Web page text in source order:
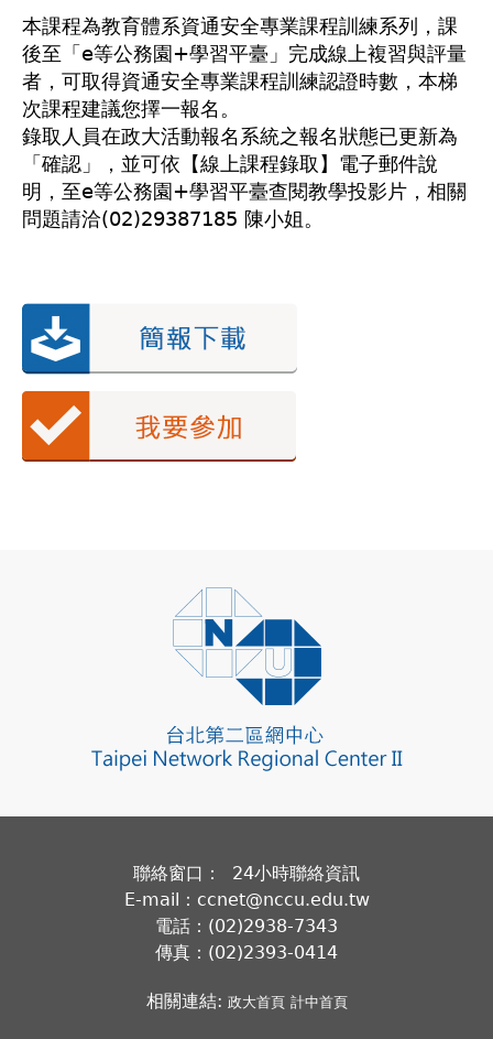
本課程為教育體系資通安全專業課程訓練系列，課
後至「e等公務園+學習平臺」完成線上複習與評量
者，可取得資通安全專業課程訓練認證時數，本梯
次課程建議您擇一報名。
錄取人員在政大活動報名系統之報名狀態已更新為
「確認」，並可依【線上課程錄取】電子郵件說
明，至e等公務園+學習平臺查閱教學投影片，相關
問題請洽(02)29387185 陳小姐。
聯絡窗口： 24小時聯絡資訊
E-mail：ccnet@nccu.edu.tw
電話：(02)2938-7343
傳真：(02)2393-0414
相關連結: 政大首頁 計中首頁